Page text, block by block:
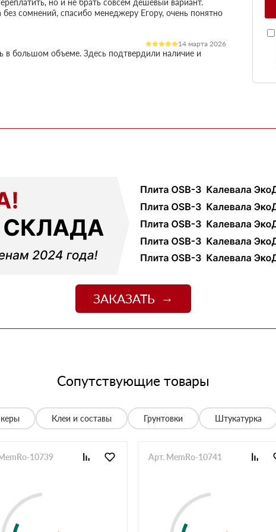
сомнений, спасибо менеджеру Егору, очень понятно
14 марта 2026
в большом объеме. Здесь подтвердили наличие и
но отношение нормальное, наверное будем
покупал, быстро отработали заявку и уже на
12 октября 2025
с другими поставщиками, здесь получилось
муж принял доставку и только потом оплатил
01 сентября 2025
и больше сказать нечего, четко и по делу
Денис объяснил разницу между материалами и
Доставили без задержек
13 июня 2025
менеджеру Алёне с организацией доставки с
28 мая 2025
нет, работаю уже напрямую с менеджером, что удобно.
20 мая 2025
неделе получили вторую. Всё супер
нет. Единственное неудобство было с проездом к
объяснил нормально. Забрали без проблем,
ЗАКАЗАТЬ
Сопутствующие товары
Клеи и составы Грунтовки Штукатурка
10739 Арт. MemRo-10741